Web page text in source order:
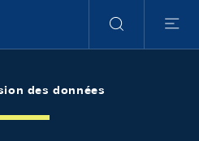
RechercheMenu
des données